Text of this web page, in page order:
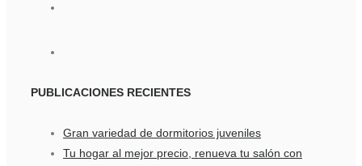
PUBLICACIONES RECIENTES
Gran variedad de dormitorios juveniles
Tu hogar al mejor precio, renueva tu salón con